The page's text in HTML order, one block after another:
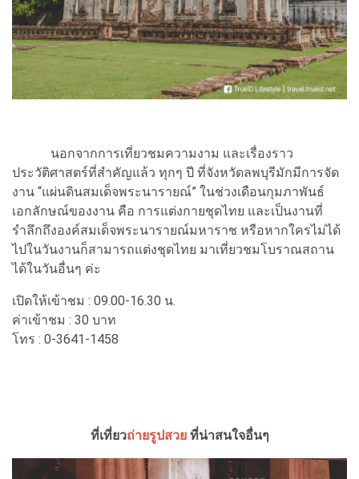
นอกจากการเที่ยวชมความงาม และเรื่องราว
ประวัติศาสตร์ที่สำคัญแล้ว ทุกๆ ปี ที่จังหวัดลพบุรีมักมีการจัด
งาน “แผ่นดินสมเด็จพระนารายณ์” ในช่วงเดือนกุมภาพันธ์
เอกลักษณ์ของงาน คือ การแต่งกายชุดไทย และเป็นงานที่
รำลึกถึงองค์สมเด็จพระนารายณ์มหาราช หรือหากใครไม่ได้
ไปในวันงานก็สามารถแต่งชุดไทย มาเที่ยวชมโบราณสถาน
ได้ในวันอื่นๆ ค่ะ
เปิดให้เข้าชม : 09.00-16.30 น.
ค่าเข้าชม : 30 บาท
โทร : 0-3641-1458
ที่เที่ยวถ่ายรูปสวยที่น่าสนใจอื่นๆ